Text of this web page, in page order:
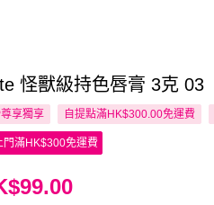
怪獸級持色唇膏 3克 03
享獨享 自提點滿HK$300.00免運費
門滿HK$300免運費